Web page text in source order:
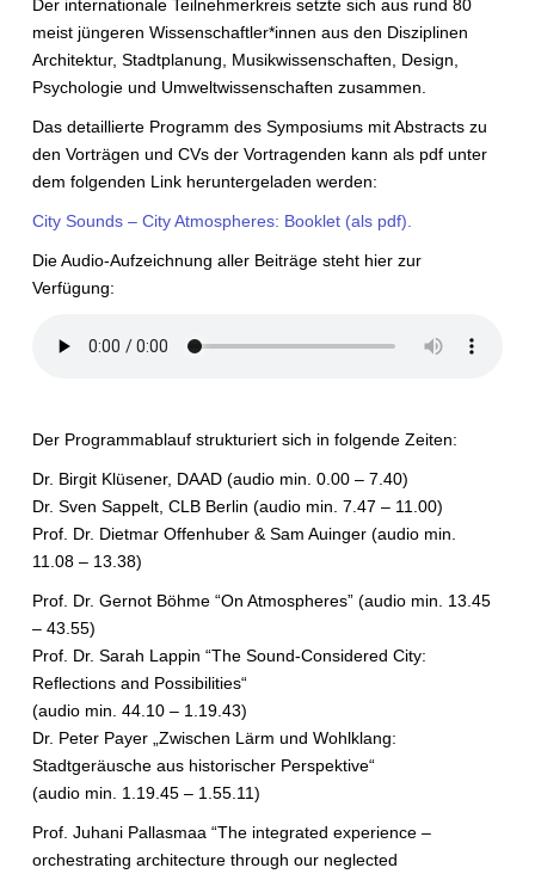
Der internationale Teilnehmerkreis setzte sich aus rund 80
meist jüngeren Wissenschaftler*innen aus den Disziplinen
Architektur, Stadtplanung, Musikwissenschaften, Design,
Psychologie und Umweltwissenschaften zusammen.
Das detaillierte Programm des Symposiums mit Abstracts zu
den Vorträgen und CVs der Vortragenden kann als pdf unter
dem folgenden Link heruntergeladen werden:
City Sounds – City Atmospheres: Booklet (als pdf).
Die Audio-Aufzeichnung aller Beiträge steht hier zur
Verfügung:
Der Programmablauf strukturiert sich in folgende Zeiten:
Dr. Birgit Klüsener, DAAD (audio min. 0.00 – 7.40)
Dr. Sven Sappelt, CLB Berlin (audio min. 7.47 – 11.00)
Prof. Dr. Dietmar Offenhuber & Sam Auinger (audio min.
11.08 – 13.38)
Prof. Dr. Gernot Böhme “On Atmospheres” (audio min. 13.45
– 43.55)
Prof. Dr. Sarah Lappin “The Sound-Considered City:
Reflections and Possibilities“
(audio min. 44.10 – 1.19.43)
Dr. Peter Payer „Zwischen Lärm und Wohlklang:
Stadtgeräusche aus historischer Perspektive“
(audio min. 1.19.45 – 1.55.11)
Prof. Juhani Pallasmaa “The integrated experience –
orchestrating architecture through our neglected